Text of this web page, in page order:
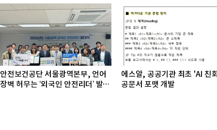
안전보건공단 서울광역본부, 언어
장벽 허무는 ‘외국인 안전리더’ 발대
에스알, 공공기관 최초 'AI 친
공문서 포맷 개발